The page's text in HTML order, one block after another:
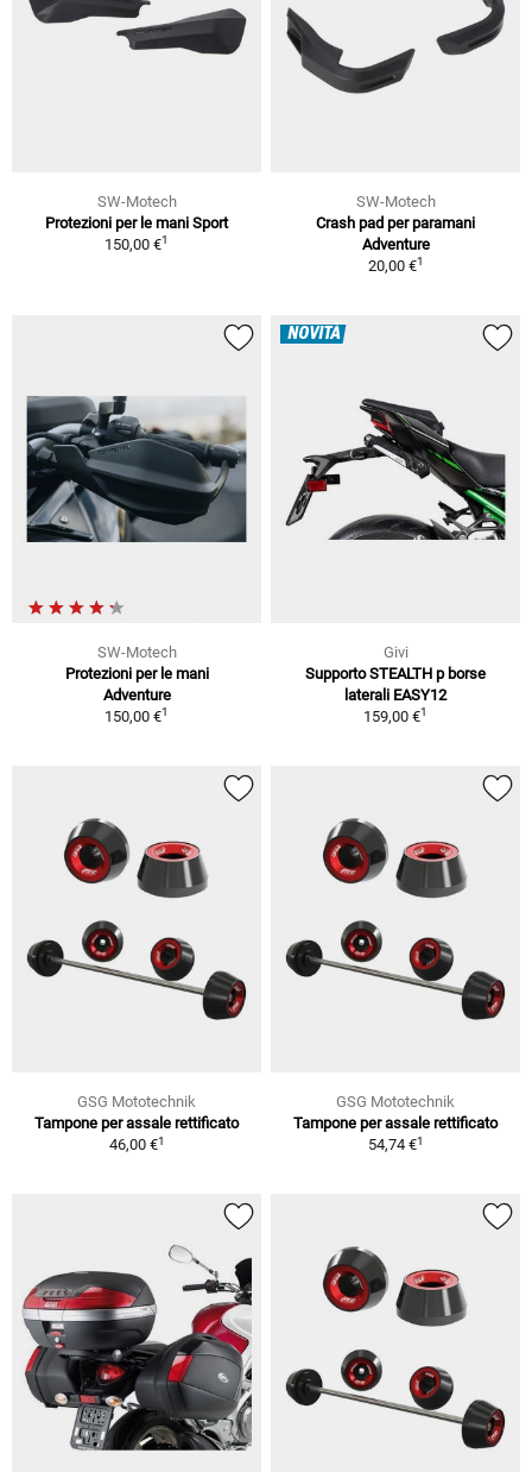
SW-Motech
Protezioni per le mani Sport
150,00 €1
SW-Motech
Crash pad per paramani
Adventure
20,00 €1
SW-Motech
Protezioni per le mani
Adventure
150,00 €1
NOVITÀ
Givi
Supporto STEALTH p borse
laterali EASY12
159,00 €1
GSG Mototechnik
Tampone per assale rettificato
46,00 €1
GSG Mototechnik
Tampone per assale rettificato
54,74 €1